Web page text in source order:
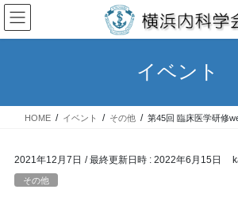
コ
ン
テ
ス
ナ
ビ
ゲ
ン
イベント
HOME イベント その他 第45回 臨床医学研修
2021年12月7日 / 最終更新日時 : 2022年6月15日
その他